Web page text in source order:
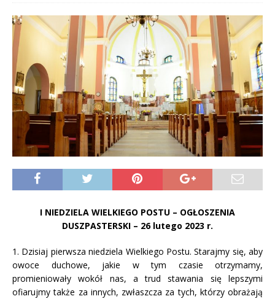
I NIEDZIELA WIELKIEGO POSTU – OGŁOSZENIA
DUSZPASTERSKI – 26 lutego 2023 r.
1. Dzisiaj pierwsza niedziela Wielkiego Postu. Starajmy się, aby
owoce duchowe, jakie w tym czasie otrzymamy,
promieniowały wokół nas, a trud stawania się lepszymi
ofiarujmy także za innych, zwłaszcza za tych, którzy obrażają